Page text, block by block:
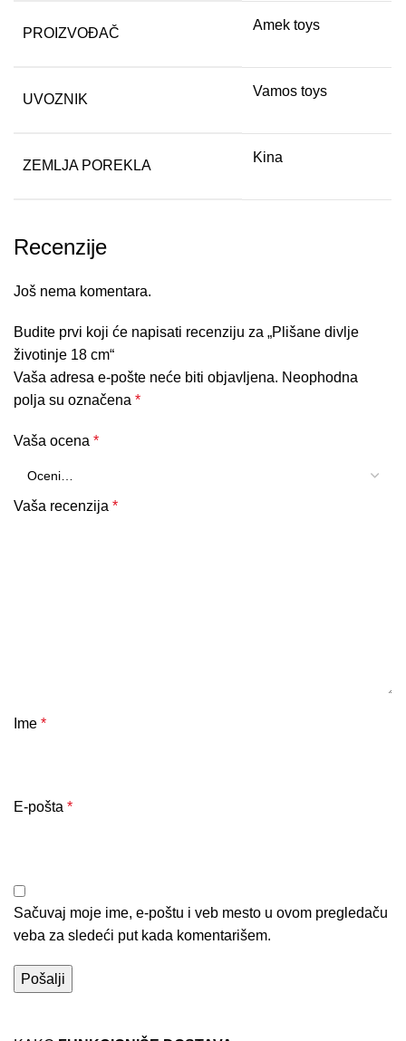
PROIZVOĐAČ
Amek toys
UVOZNIK
Vamos toys
ZEMLJA POREKLA
Kina
Recenzije
Još nema komentara.
Budite prvi koji će napisati recenziju za „Plišane divlje
životinje 18 cm“
Vaša adresa e-pošte neće biti objavljena. Neophodna
polja su označena*
Vaša ocena*
Vaša recenzija*
Ime*
E-pošta*
Sačuvaj moje ime, e-poštu i veb mesto u ovom pregledaču
veba za sledeći put kada komentarišem.